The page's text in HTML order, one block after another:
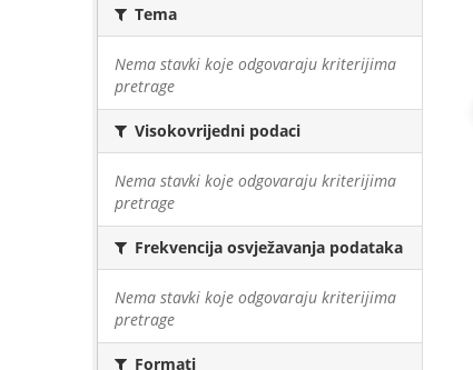
Tema
Nema stavki koje odgovaraju kriterijima
pretrage
Visokovrijedni podaci
Nema stavki koje odgovaraju kriterijima
pretrage
Frekvencija osvježavanja podataka
Nema stavki koje odgovaraju kriterijima
pretrage
Formati